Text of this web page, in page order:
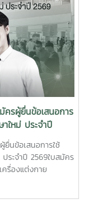
ครผู้ยื่นข้อเสนอการ
ใหม่ ประจำปี
ยื่นข้อเสนอการใช้
ระจำปี 2569ใบสมัคร
รื่องแต่งกาย
ษาใหม่ ประจำปี